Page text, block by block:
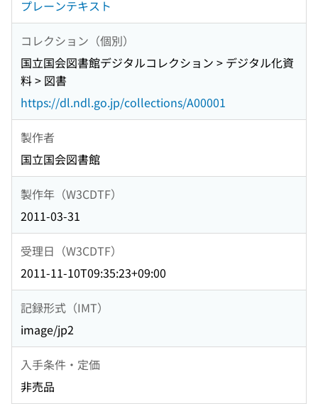
プレーンテキスト
コレクション（個別）
国立国会図書館デジタルコレクション > デジタル化資
料 > 図書
https://dl.ndl.go.jp/collections/A00001
製作者
国立国会図書館
製作年（W3CDTF）
2011-03-31
受理日（W3CDTF）
2011-11-10T09:35:23+09:00
記録形式（IMT）
image/jp2
入手条件・定価
非売品